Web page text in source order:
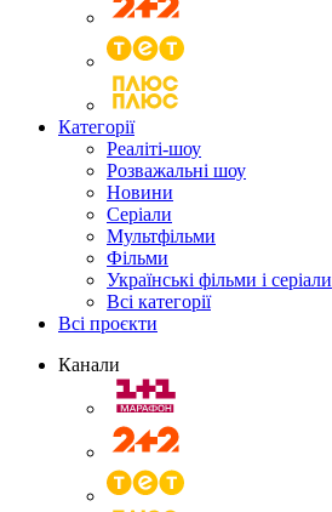
Категорії
Реаліті-шоу
Розважальні шоу
Новини
Серіали
Мультфільми
Фільми
Українські фільми і серіали
Всі категорії
Всі проєкти
Канали